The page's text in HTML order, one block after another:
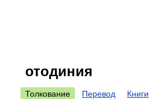
отодиния
Толкование Перевод Книги